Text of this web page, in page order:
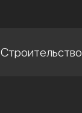
Строительство